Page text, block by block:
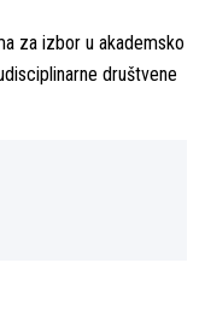
za izbor u akademsko
društvene